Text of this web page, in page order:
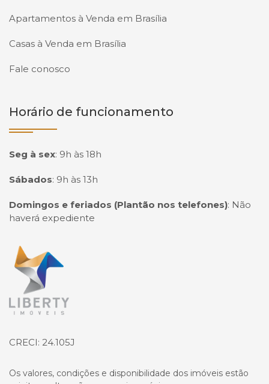
Apartamentos à Venda em Brasília
Casas à Venda em Brasília
Fale conosco
Horário de funcionamento
Seg à sex: 9h às 18h
Sábados: 9h às 13h
Domingos e feriados (Plantão nos telefones): Não
haverá expediente
Página inicial
CRECI: 24.105J
Os valores, condições e disponibilidade dos imóveis estão